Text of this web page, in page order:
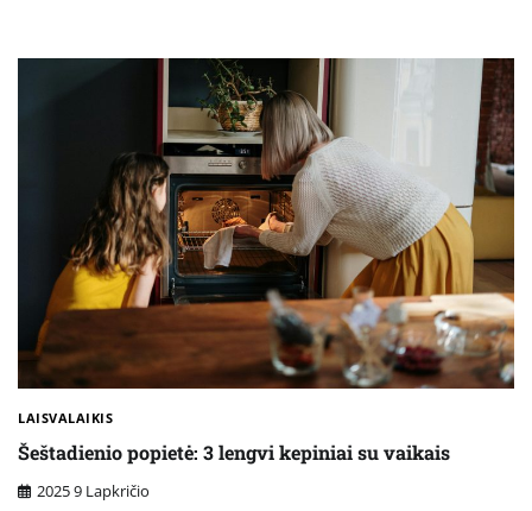
LAISVALAIKIS
Šeštadienio popietė: 3 lengvi kepiniai su vaikais
2025 9 Lapkričio